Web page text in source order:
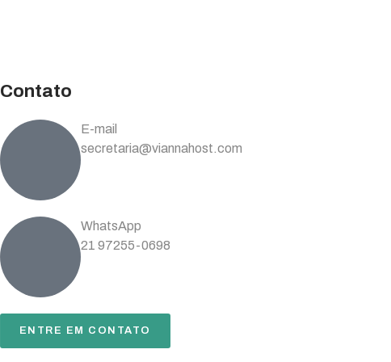
Contato
E-mail
secretaria@viannahost.com
WhatsApp
21 97255-0698
ENTRE EM CONTATO